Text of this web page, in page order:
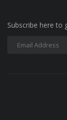
Subscribe here to